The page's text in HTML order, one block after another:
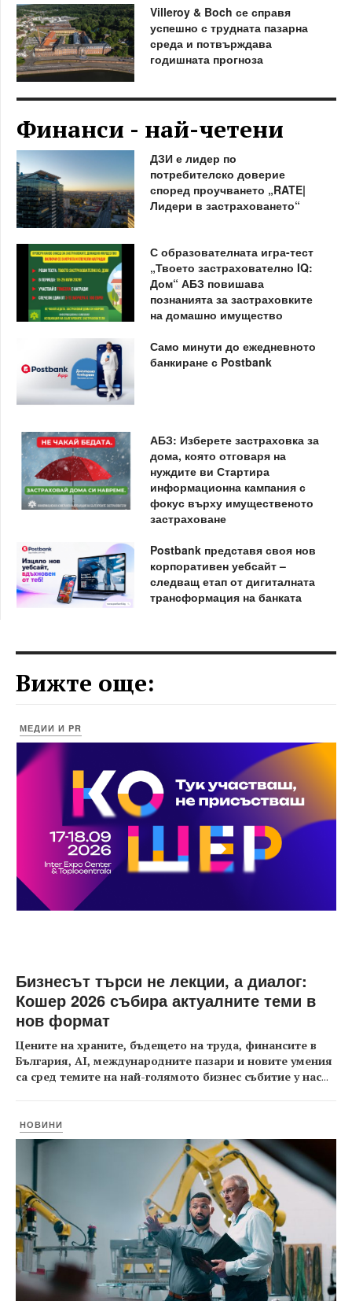
Villeroy & Boch се справя
успешно с трудната пазарна
среда и потвърждава
годишната прогноза
Финанси - най-четени
ДЗИ е лидер по
потребителско доверие
според проучването „RATE|
Лидери в застраховането“
С образователната игра-тест
„Твоето застрахователно IQ:
Дом“ АБЗ повишава
познанията за застраховките
на домашно имущество
Само минути до ежедневното
банкиране с Postbank
АБЗ: Изберете застраховка за
дома, която отговаря на
нуждите ви Стартира
информационна кампания с
фокус върху имущественото
застраховане
Postbank представя своя нов
корпоративен уебсайт –
следващ етап от дигиталната
трансформация на банката
Вижте още:
МЕДИИ И PR
Бизнесът търси не лекции, а диалог:
Кошер 2026 събира актуалните теми в
нов формат
Цените на храните, бъдещето на труда, финансите в
България, AI, международните пазари и новите умения
са сред темите на най-голямото бизнес събитие у нас...
НОВИНИ